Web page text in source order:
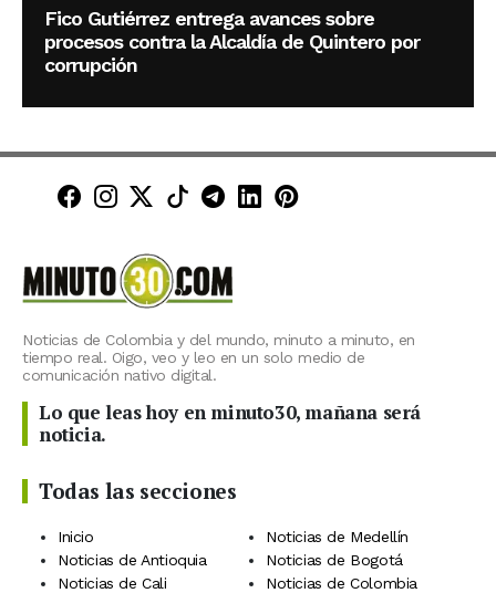
Fico Gutiérrez entrega avances sobre
procesos contra la Alcaldía de Quintero por
corrupción
Minuto30 en Facebook
Minuto30 en Instagram
Minuto30 en X (Twitter)
Minuto30 en TikTok
Canal de Minuto30 en
Minuto30 en LinkedIn
Minuto30 en
Noticias de Colombia y del mundo, minuto a minuto, en
tiempo real. Oigo, veo y leo en un solo medio de
comunicación nativo digital.
Lo que leas hoy en minuto30, mañana será
noticia.
Todas las secciones
Inicio
Noticias de Medellín
Noticias de Antioquia
Noticias de Bogotá
Noticias de Cali
Noticias de Colombia